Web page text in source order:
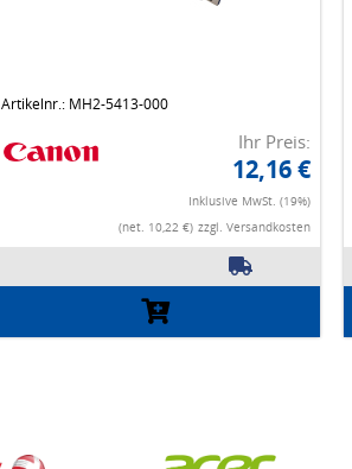
Artikelnr.: MH2-5413-000
Ihr Preis:
12,16 €
Inklusive MwSt. (19%)
(net. 10,22 €) zzgl. Versandkosten